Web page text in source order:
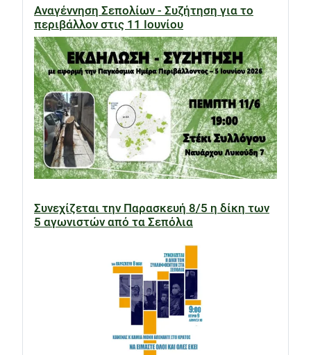
Αναγέννηση Σεπολίων - Συζήτηση για το
περιβάλλον στις 11 Ιουνίου
Συνεχίζεται την Παρασκευή 8/5 η δίκη των
5 αγωνιστών από τα Σεπόλια